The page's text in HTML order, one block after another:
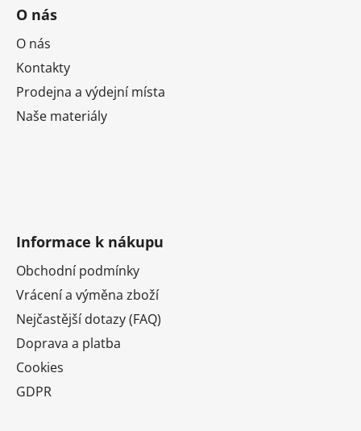
O nás
O nás
Kontakty
Prodejna a výdejní místa
Naše materiály
Informace k nákupu
Obchodní podmínky
Vrácení a výměna zboží
Nejčastější dotazy (FAQ)
Doprava a platba
Cookies
GDPR